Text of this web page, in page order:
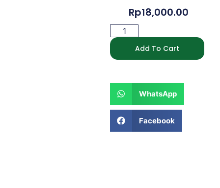
Rp18,000.00
Add To Cart
WhatsApp
Facebook